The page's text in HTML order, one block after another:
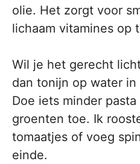
olie. Het zorgt voor
lichaam vitamines op
Wil je het gerecht
dan tonijn op water
Doe iets minder
groenten toe. Ik
tomaatjes of voeg
einde.